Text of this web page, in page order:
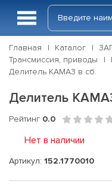
Главная Каталог
Трансмиссия, приводы
Делитель КАМАЗ в сб.
Делитель
Рейтинг 0.0
Нет в наличии
Артикул: 152.1770010